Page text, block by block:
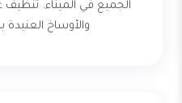
الجميع في الميناء.
والأوساخ العنيدة